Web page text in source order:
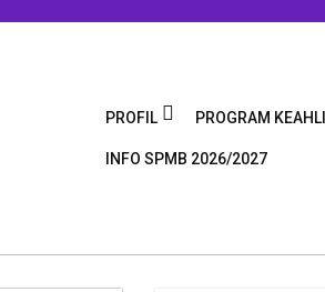
PROFIL PROGRAM
INFO SPMB 2026/2027